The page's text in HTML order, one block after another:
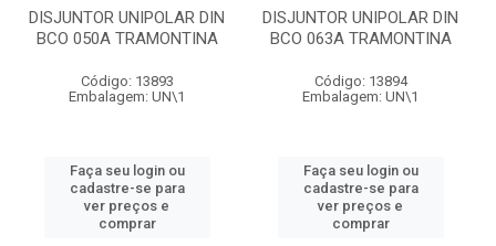
DISJUNTOR UNIPOLAR DIN
BCO 050A TRAMONTINA
Código: 13893
Embalagem: UN\1
Faça seu login ou
cadastre-se para
ver preços e
comprar
DISJUNTOR UNIPOLAR DIN
BCO 063A TRAMONTINA
Código: 13894
Embalagem: UN\1
Faça seu login ou
cadastre-se para
ver preços e
comprar